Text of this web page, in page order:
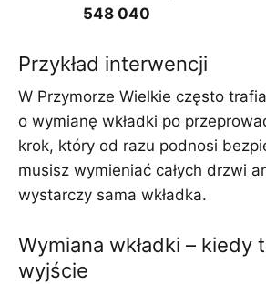
548 040
Przykład interwencji
W Przymorze Wielkie często
o wymianę wkładki po
krok, który od razu podnosi
musisz wymieniać całych drzwi
wystarczy sama wkładka.
Wymiana wkładki – kiedy
wyjście